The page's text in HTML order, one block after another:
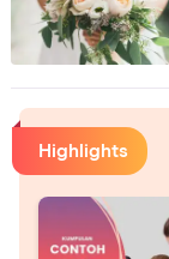
Highlights